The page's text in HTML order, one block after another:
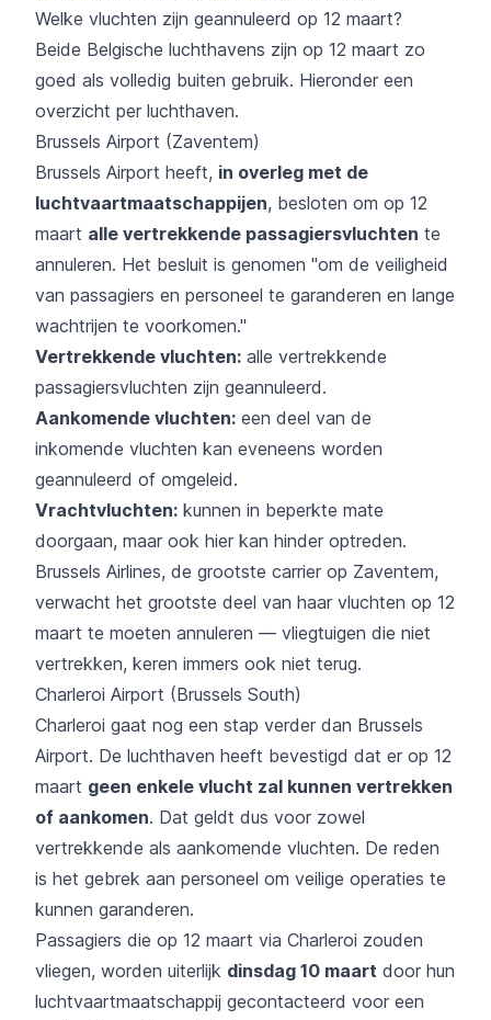
Welke vluchten zijn geannuleerd op 12 maart?
Beide Belgische luchthavens zijn op 12 maart zo
goed als volledig buiten gebruik. Hieronder een
overzicht per luchthaven.
Brussels Airport (Zaventem)
Brussels Airport heeft, in overleg met de
luchtvaartmaatschappijen, besloten om op 12
maart alle vertrekkende passagiersvluchten te
annuleren. Het besluit is genomen "om de veiligheid
van passagiers en personeel te garanderen en lange
wachtrijen te voorkomen."
Vertrekkende vluchten: alle vertrekkende
passagiersvluchten zijn geannuleerd.
Aankomende vluchten: een deel van de
inkomende vluchten kan eveneens worden
geannuleerd of omgeleid.
Vrachtvluchten: kunnen in beperkte mate
doorgaan, maar ook hier kan hinder optreden.
Brussels Airlines, de grootste carrier op Zaventem,
verwacht het grootste deel van haar vluchten op 12
maart te moeten annuleren — vliegtuigen die niet
vertrekken, keren immers ook niet terug.
Charleroi Airport (Brussels South)
Charleroi gaat nog een stap verder dan Brussels
Airport. De luchthaven heeft bevestigd dat er op 12
maart geen enkele vlucht zal kunnen vertrekken
of aankomen. Dat geldt dus voor zowel
vertrekkende als aankomende vluchten. De reden
is het gebrek aan personeel om veilige operaties te
kunnen garanderen.
Passagiers die op 12 maart via Charleroi zouden
vliegen, worden uiterlijk dinsdag 10 maart door hun
luchtvaartmaatschappij gecontacteerd voor een